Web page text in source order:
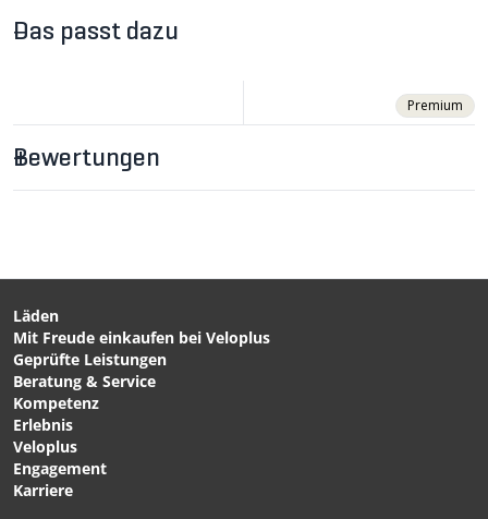
Das passt dazu
CHF 14.90
LENKERHÜLSE Schwarz
von ERGOTEC
Premium
CHF 199.00
Bewertungen
Läden
Mit Freude einkaufen bei Veloplus
Geprüfte Leistungen
Beratung & Service
Kompetenz
Erlebnis
Veloplus
Engagement
Karriere